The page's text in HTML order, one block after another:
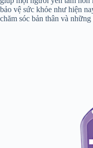
bảo vệ sức khỏe như hiện
chăm sóc bản thân và